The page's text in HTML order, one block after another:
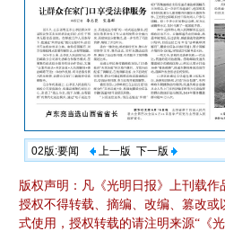
02版:要闻 上一版 下一版
版权声明：凡《光明日报》上刊载作
授权不得转载、摘编、改编、篡改
式使用，授权转载的请注明来源“《光